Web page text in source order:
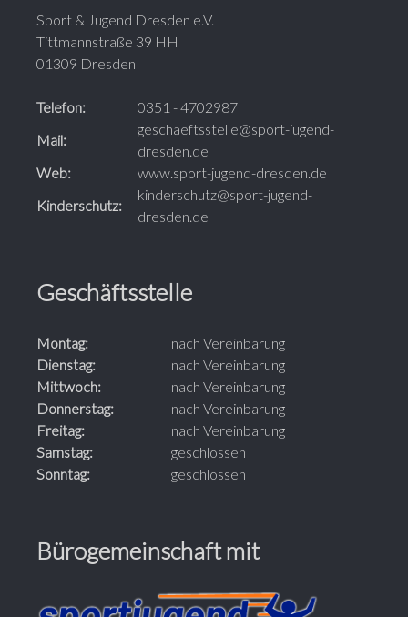
Sport & Jugend Dresden e.V.
Tittmannstraße 39 HH
01309 Dresden
Telefon:
0351 - 4702987
Mail:
geschaeftsstelle@sport-jugend-
dresden.de
Web:
www.sport-jugend-dresden.de
Kinderschutz:
kinderschutz@sport-jugend-
dresden.de
Geschäftsstelle
Montag:
nach Vereinbarung
Dienstag:
nach Vereinbarung
Mittwoch:
nach Vereinbarung
Donnerstag:
nach Vereinbarung
Freitag:
nach Vereinbarung
Samstag:
geschlossen
Sonntag:
geschlossen
Bürogemeinschaft mit